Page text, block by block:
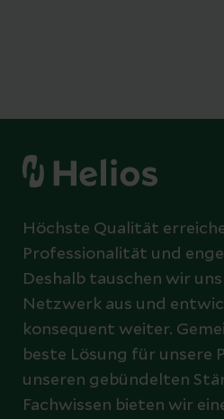
Höchste Qualität
Professionalität und
Deshalb tauschen wir
Netzwerk aus und
konsequent weiter.
beste Lösung für unsere
unseren gebündelten
Fachwissen bieten wir